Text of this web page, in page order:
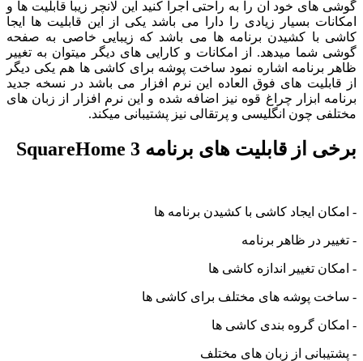
گوشی های خود ان را به راحتی اجرا کنید این لانچر زیبا قابلیت ها و
امکانات بسیار زیادی را دارا می باشد یکی از این قابلیت ها ایجا
کاشی با کشیدن برنامه ها می باشد که زیبایی خاصی به صفحه
گوشی شما میدهد. از امکانات و کارایی های دیگر میتوان به تغییر
ظاهر برنامه اشاره نمود ساخت پوشه برای کاشی ها هم یکی دیگر
از قابلیت های فوق العاده این نرم افزار می باشد در نسخه جدید
برنامه ابزار چراغ قوه نیز اضافه شده و این نرم افزار از زبان های
مختلفی چون انگلیسی و پرتقالی نیز پشتیبانی میکند.
برخی از قابلیت های برنامه SquareHome 3
- امکان ایجاد کاشی با کشیدن برنامه ها
- تغییر در ظاهر برنامه
- امکان تغییر اندازه کاشی ها
- ساخت پوشه های مختلف برای کاشی ها
- امکان گروه بندی کاشی ها
- پشتیبانی از زبان های مختلف